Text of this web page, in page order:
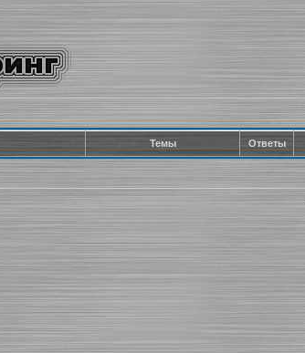
Темы Ответы